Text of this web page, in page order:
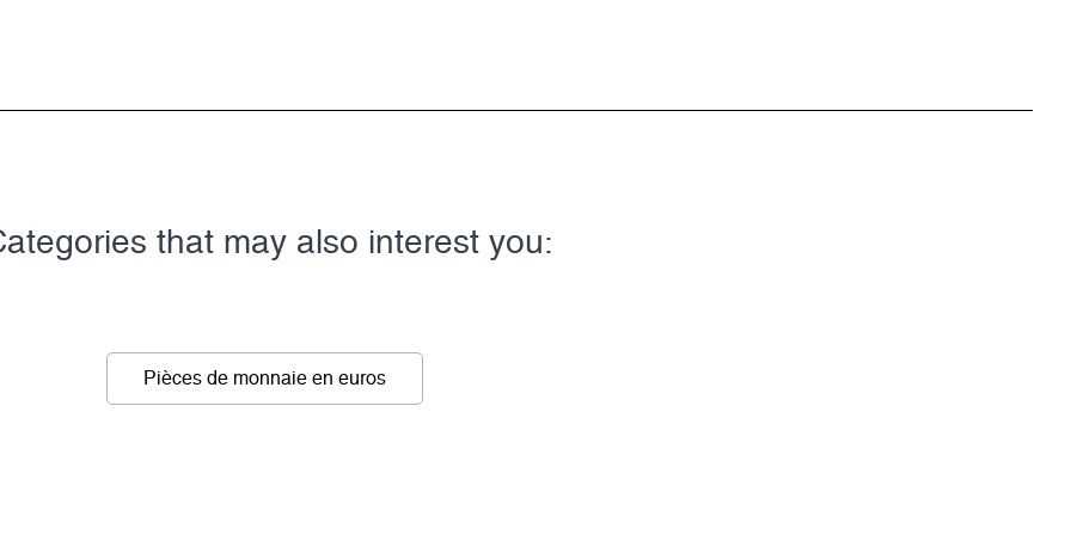
that may also interest you:
Pièces de monnaie en euros